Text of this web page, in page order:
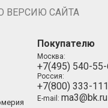
ВЕРСИЮ САЙТА
Покупателю
Москва:
+7(495) 540-
Россия:
+7(800) 333-
E-mail: ma3@bk.ru